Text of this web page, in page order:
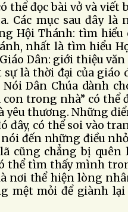
thể đọc bài vở và viết
Các mục sau đây là
Hội Thánh: tìm hiểu
nhất là tìm hiểu
Dân: giới thiệu
là thời đại của giáo
Dân Chúa dành
con trong nhà” có thể
yêu thương. Những
đây, có thể soi vào
đến những điều
cũng chẳng bị quên
thể tìm thấy mình
là nơi thể hiện lòng
mệt mỏi để giành lại